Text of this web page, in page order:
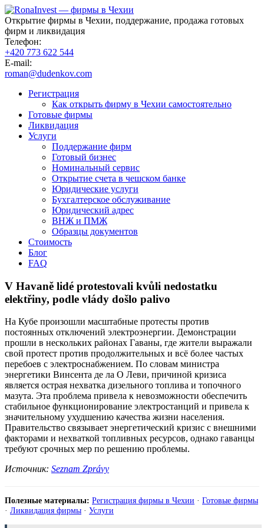
Открытие фирмы в Чехии, поддержание, продажа готовых
фирм и ликвидация
Телефон:
+420 773 622 544
E-mail:
roman@dudenkov.com
Регистрация
Как открыть фирму в Чехии самостоятельно
Готовые фирмы
Ликвидация
Услуги
Поддержание фирм
Готовый бизнес
Номинальный сервис
Открытие счета в чешском банке
Юридические услуги
Бухгалтерское обслуживание
Юридический адрес
ВНЖ и ПМЖ
Образцы документов
Стоимость
Блог
FAQ
V Havaně lidé protestovali kvůli nedostatku
elektřiny, podle vlády došlo palivo
На Кубе произошли масштабные протесты против
постоянных отключений электроэнергии. Демонстрации
прошли в нескольких районах Гаваны, где жители выражали
свой протест против продолжительных и всё более частых
перебоев с электроснабжением. По словам министра
энергетики Винсента де ла О Леви, причиной кризиса
является острая нехватка дизельного топлива и топочного
мазута. Эта проблема привела к невозможности обеспечить
стабильное функционирование электростанций и привела к
значительному ухудшению качества жизни населения.
Правительство связывает энергетический кризис с внешними
факторами и нехваткой топливных ресурсов, однако гаванцы
требуют срочных мер по решению проблемы.
Источник: Seznam Zprávy
Полезные материалы: Регистрация фирмы в Чехии · Готовые фирмы
· Ликвидация фирмы · Услуги